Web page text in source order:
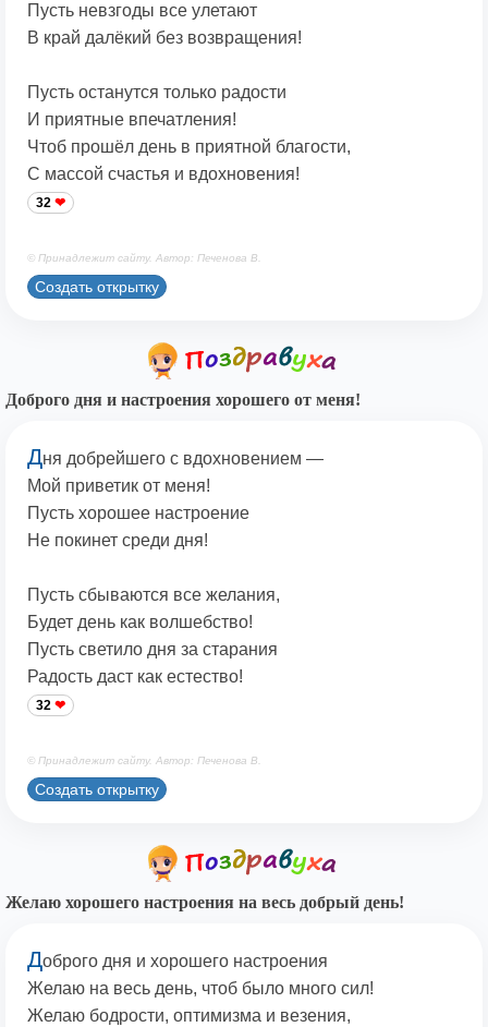
Пусть невзгоды все улетают
В край далёкий без возвращения!
Пусть останутся только радости
И приятные впечатления!
Чтоб прошёл день в приятной благости,
С массой счастья и вдохновения!
32
© Принадлежит сайту. Автор: Печенова В.
Создать открытку
Доброго дня и настроения хорошего от меня!
Дня добрейшего с вдохновением —
Мой приветик от меня!
Пусть хорошее настроение
Не покинет среди дня!
Пусть сбываются все желания,
Будет день как волшебство!
Пусть светило дня за старания
Радость даст как естество!
32
© Принадлежит сайту. Автор: Печенова В.
Создать открытку
Желаю хорошего настроения на весь добрый день!
Доброго дня и хорошего настроения
Желаю на весь день, чтоб было много сил!
Желаю бодрости, оптимизма и везения,